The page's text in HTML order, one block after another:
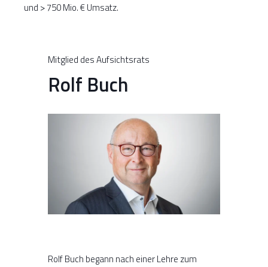
und > 750 Mio. € Umsatz.
Mitglied des Aufsichtsrats
Rolf Buch
Rolf Buch begann nach einer Lehre zum